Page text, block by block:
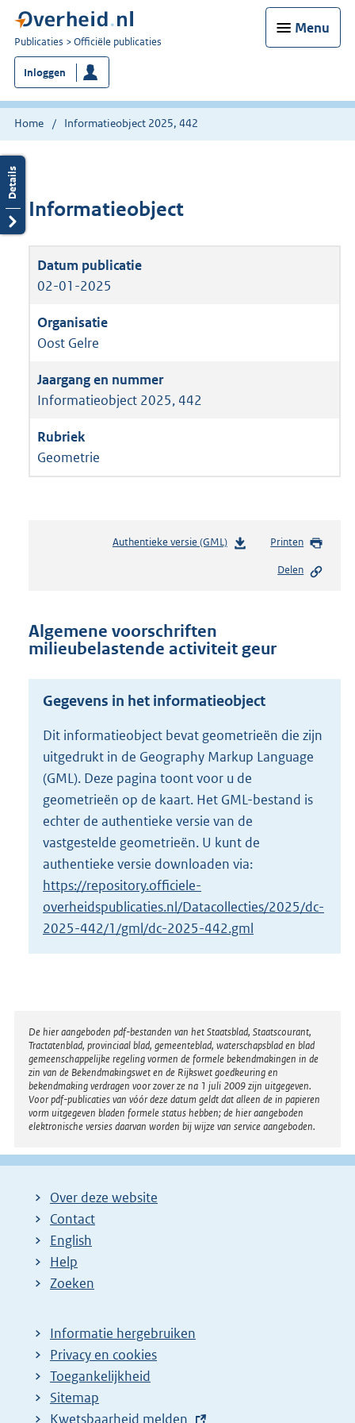
Menu
U
bent
nu
hier:
Publicaties Officiële publicaties
Inloggen
Home Informatieobject 2025, 442
Informatieobject
02-01-2025
Oost Gelre
Informatieobject 2025, 442
Geometrie
Authentieke versie (GML)b
d
s
o
t
t
e
:
2
K
b
Printen
Delen
Algemene voorschriften
milieubelastende activiteit geur
Gegevens in het informatieobject
Dit informatieobject bevat geometrieën die zijn
uitgedrukt in de Geography Markup Language
(GML). Deze pagina toont voor u de
geometrieën op de kaart. Het GML-bestand is
echter de authentieke versie van de
vastgestelde geometrieën. U kunt de
authentieke versie downloaden via:
https://repository.officiele-
overheidspublicaties.nl/Datacollecties/2025/dc-
2025-442/1/gml/dc-2025-442.gml
Disclaimer
De hier aangeboden pdf-bestanden van het Staatsblad, Staatscourant,
Tractatenblad, provinciaal blad, gemeenteblad, waterschapsblad en blad
gemeenschappelijke regeling vormen de formele bekendmakingen in de
zin van de Bekendmakingswet en de Rijkswet goedkeuring en
bekendmaking verdragen voor zover ze na 1 juli 2009 zijn uitgegeven.
Voor pdf-publicaties van vóór deze datum geldt dat alleen de in papieren
vorm uitgegeven bladen formele status hebben; de hier aangeboden
elektronische versies daarvan worden bij wijze van service aangeboden.
Over deze website
Contact
English
Help
Zoeken
Informatie hergebruiken
Privacy en cookies
Toegankelijkheid
Sitemap
E
Kwetsbaarheid melden